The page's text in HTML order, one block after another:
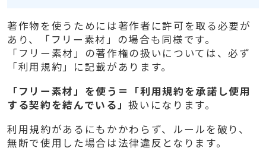
著作物を使うためには著作者に許可を取る必要が
あり、「フリー素材」の場合も同様です。
「フリー素材」の著作権の扱いについては、必ず
「利用規約」に記載があります。
「フリー素材」を使う＝「利用規約を承諾し使用
する契約を結んでいる」扱いになります。
利用規約があるにもかかわらず、ルールを破り、
無断で使用した場合は法律違反となります。